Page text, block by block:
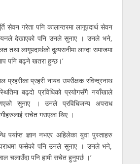
सेवन गरेता पनि कालान्तरमा लागूपदार्थ सेवन
देखाएको पनि उनले सुनाए । उनले भने,
तथा लागूपदार्थको दुव्र्यसनीमा लाग्दा समाजमा
पनि बढ्ने खतरा हुन्छ।’
प्रहरीका प्रहरी नायव उपरीक्षक रविन्द्रनाथ
बढ्दो प्रविधिको प्रयोगसँगै नयाँखाले
सुनाए । उनले प्रविधिजन्य अपराध
सचेत गराएका थिए ।
पर्याप्त ज्ञान नभएर अहिलेका युवा पुस्ताहरु
फसेको पनि उनले सुनाए । उनले भने,
चलाउँदा पनि हामी सचेत हुनुपर्छ ।’